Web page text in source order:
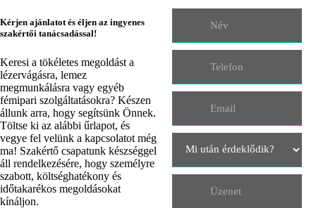
Kérjen ajánlatot és éljen az ingyenes
szakértői tanácsadással!
Keresi a tökéletes megoldást a
lézervágásra, lemez
megmunkálásra vagy egyéb
fémipari szolgáltatásokra? Készen
állunk arra, hogy segítsünk Önnek.
Töltse ki az alábbi űrlapot, és
vegye fel velünk a kapcsolatot még
ma! Szakértő csapatunk készséggel
áll rendelkezésére, hogy személyre
szabott, költséghatékony és
időtakarékos megoldásokat
kínáljon.